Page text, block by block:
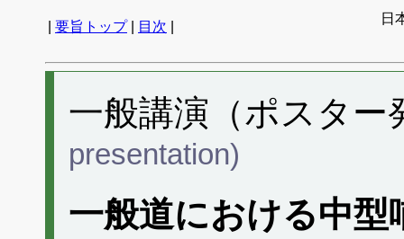
要旨トップ| 目次
日
一般講演（ポスタ
presentation)
一般道における中